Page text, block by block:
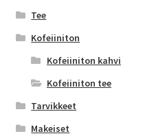
Tee
Kofeiiniton
Kofeiiniton kahvi
Kofeiiniton tee
Tarvikkeet
Makeiset